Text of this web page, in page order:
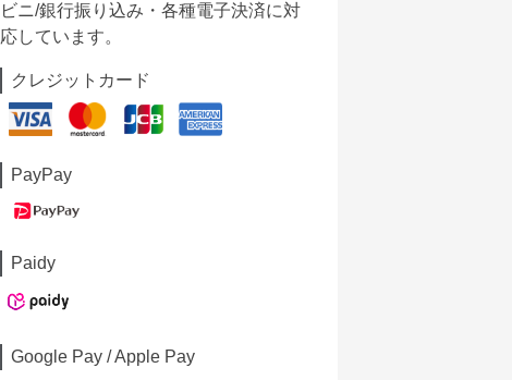
ビニ/銀行振り込み・各種電子決済に対
応しています。
クレジットカード
PayPay
Paidy
Google Pay / Apple Pay